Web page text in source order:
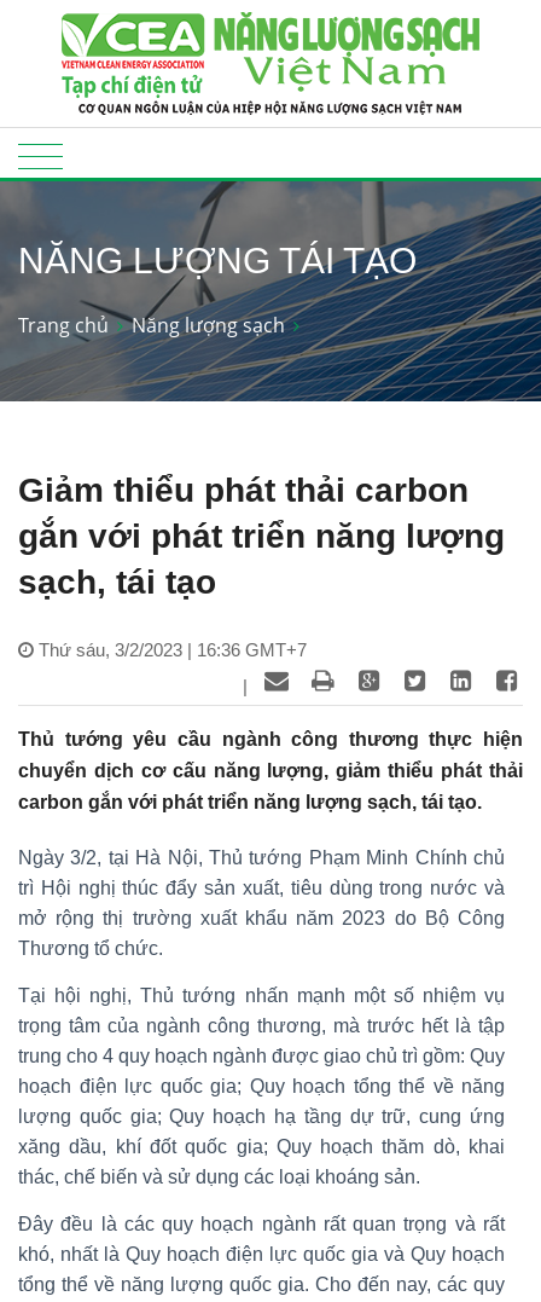
NĂNG LƯỢNG TÁI TẠO
Trang chủ Năng lượng sạch
Giảm thiểu phát thải carbon
gắn với phát triển năng lượng
sạch, tái tạo
Thứ sáu, 3/2/2023 | 16:36 GMT+7
|
Thủ tướng yêu cầu ngành công thương thực hiện
chuyển dịch cơ cấu năng lượng, giảm thiểu phát thải
carbon gắn với phát triển năng lượng sạch, tái tạo.
Ngày 3/2, tại Hà Nội, Thủ tướng Phạm Minh Chính chủ
trì Hội nghị thúc đẩy sản xuất, tiêu dùng trong nước và
mở rộng thị trường xuất khẩu năm 2023 do Bộ Công
Thương tổ chức.
Tại hội nghị, Thủ tướng nhấn mạnh một số nhiệm vụ
trọng tâm của ngành công thương, mà trước hết là tập
trung cho 4 quy hoạch ngành được giao chủ trì gồm: Quy
hoạch điện lực quốc gia; Quy hoạch tổng thể về năng
lượng quốc gia; Quy hoạch hạ tầng dự trữ, cung ứng
xăng dầu, khí đốt quốc gia; Quy hoạch thăm dò, khai
thác, chế biến và sử dụng các loại khoáng sản.
Đây đều là các quy hoạch ngành rất quan trọng và rất
khó, nhất là Quy hoạch điện lực quốc gia và Quy hoạch
tổng thể về năng lượng quốc gia. Cho đến nay, các quy